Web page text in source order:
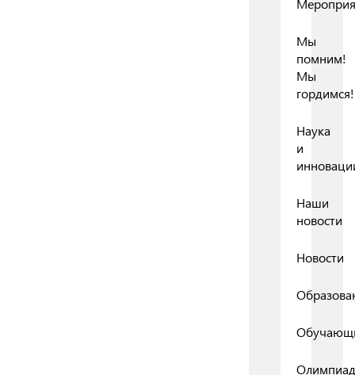
Мы
помним!
Мы
гордимся!
Наука
и
Наши
новости
Новости